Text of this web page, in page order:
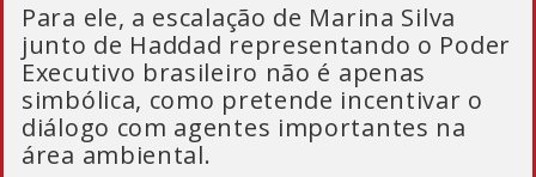
Para ele, a escalação de Marina Silva
junto de Haddad representando o Poder
Executivo brasileiro não é apenas
simbólica, como pretende incentivar o
diálogo com agentes importantes na
área ambiental.